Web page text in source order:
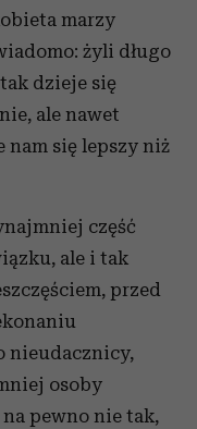
marzy
żyli długo
dzieje się
ale nawet
się lepszy niż
część
ale i tak
przed
nieudacznicy,
osoby
pewno nie tak,